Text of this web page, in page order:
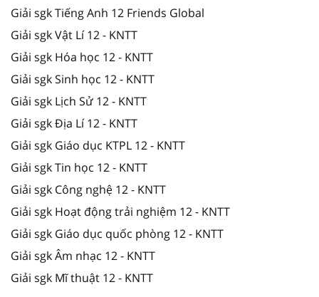
Giải sgk Tiếng Anh 12 Friends Global
Giải sgk Vật Lí 12 - KNTT
Giải sgk Hóa học 12 - KNTT
Giải sgk Sinh học 12 - KNTT
Giải sgk Lịch Sử 12 - KNTT
Giải sgk Địa Lí 12 - KNTT
Giải sgk Giáo dục KTPL 12 - KNTT
Giải sgk Tin học 12 - KNTT
Giải sgk Công nghệ 12 - KNTT
Giải sgk Hoạt động trải nghiệm 12 - KNTT
Giải sgk Giáo dục quốc phòng 12 - KNTT
Giải sgk Âm nhạc 12 - KNTT
Giải sgk Mĩ thuật 12 - KNTT